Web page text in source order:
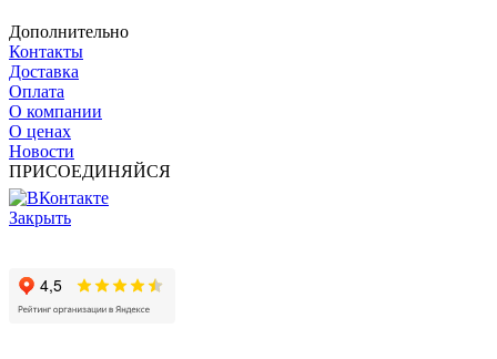
Дополнительно
Контакты
Доставка
Оплата
О компании
О ценах
Новости
ПРИСОЕДИНЯЙСЯ
Закрыть